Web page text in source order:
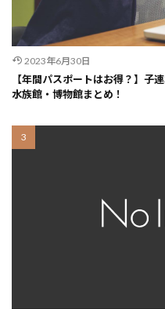
2023年6月30日
【年間パスポートはお得？】子
水族館・博物館まとめ！